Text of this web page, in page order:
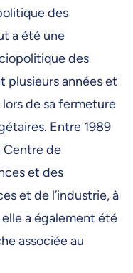
des
a été une
des
plusieurs années et
de sa fermeture
Entre 1989
Centre de
et des
et de l’industrie, à
a également été
associée au